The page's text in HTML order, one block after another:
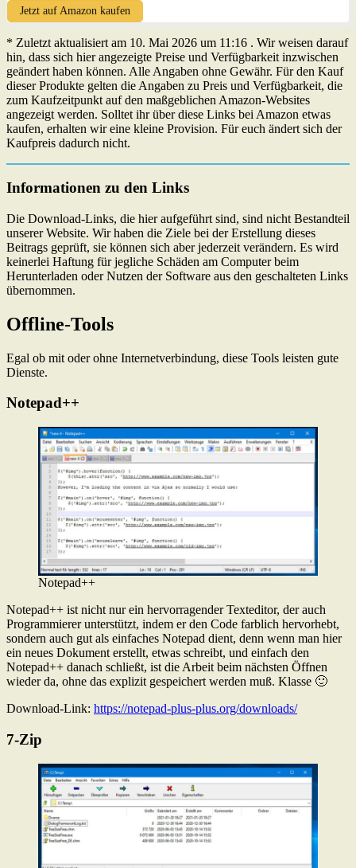
Jetzt auf Amazon kaufen
* Zuletzt aktualisiert am 10. Mai 2026 um 11:16 . Wir weisen darauf
hin, dass sich hier angezeigte Preise und Verfügbarkeit inzwischen
geändert haben können. Alle Angaben ohne Gewähr. Für den Kauf
dieser Produkte gelten die Angaben zu Preis und Verfügbarkeit, die
zum Kaufzeitpunkt auf den maßgeblichen Amazon-Websites
angezeigt werden. Solltet ihr über diese Links bei Amazon etwas
kaufen, erhalten wir eine kleine Provision. Für euch ändert sich der
Kaufpreis dadurch nicht.
Informationen zu den Links
Die Download-Links, die hier aufgeführt sind, sind nicht Bestandteil
unserer Website. Wir haben die Ziele bei der Erstellung dieses
Beitrags geprüft, sie können sich aber jederzeit verändern. Es wird
keinerlei Haftung für jegliche Schäden am Computer beim
Herunterladen oder Nutzen der Software aus den geschalteten Links
übernommen.
Offline-Tools
Egal ob mit oder ohne Internetverbindung, diese Tools leisten gute
Dienste.
Notepad++
Notepad++
Notepad++ ist nicht nur ein hervorragender Texteditor, der auch
Programmierer unterstützt, indem er den Code farblich hervorhebt,
sondern auch gut als einfaches Notepad dient, denn wenn man hier
ein neues Dokument erstellt, etwas schreibt, und einfach den
Notepad++ danach schließt, ist die Arbeit beim nächsten Öffnen
wieder da, ohne das explizit gespeichert werden muß. Klasse 🙂
Download-Link: https://notepad-plus-plus.org/downloads/
7-Zip